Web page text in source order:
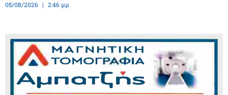
05/08/2026 2:46 μμ